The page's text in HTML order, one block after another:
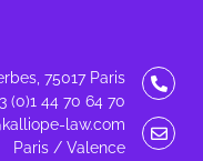
75017 Paris
(0)1 44 70 64 70
law.com
Paris / Valence